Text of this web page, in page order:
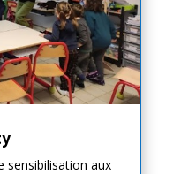
sensibilisation aux